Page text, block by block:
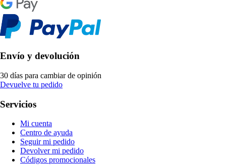
Envío y devolución
30 días para cambiar de opinión
Devuelve tu pedido
Servicios
Mi cuenta
Centro de ayuda
Seguir mi pedido
Devolver mi pedido
Códigos promocionales